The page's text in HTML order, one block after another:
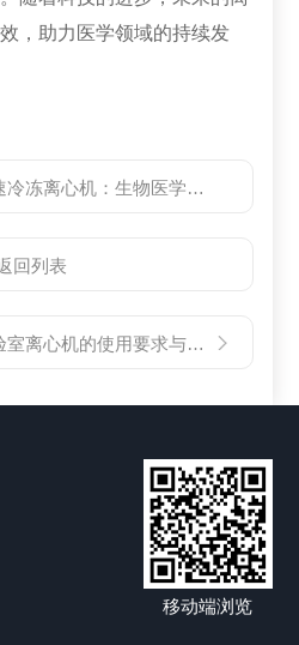
，助力医学领域的持续发
机：生物医学研究与工业生产的*工具
回列表
心机的使用要求与操作规范
移动端浏览